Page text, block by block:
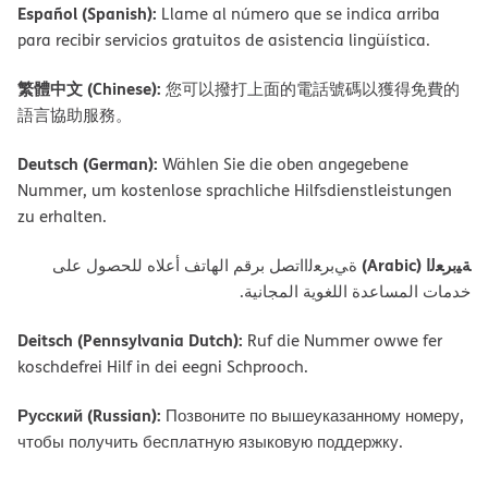
Español (Spanish): Llame al número que se indica arriba
para recibir servicios gratuitos de asistencia lingüística.
繁體中文 (Chinese): 您可以撥打上面的電話號碼以獲得免費的
語言協助服務。
Deutsch (German): Wählen Sie die oben angegebene
Nummer, um kostenlose sprachliche Hilfsdienstleistungen
zu erhalten.
ﺔﯿﺑﺮﻌﻟا (Arabic)
ةﻲﺑﺮﻌﻟااﺗﺼﻞ ﺑﺮﻗﻢ اﻟﮭﺎﺗﻒ أﻋﻼه ﻟﻠﺤﺼﻮل ﻋﻠﻰ
ﺧﺪﻣﺎت اﻟﻤﺴﺎﻋﺪة اﻟﻠﻐﻮﯾﺔ اﻟﻤﺠﺎﻧﯿﺔ.
Deitsch (Pennsylvania Dutch): Ruf die Nummer owwe fer
koschdefrei Hilf in dei eegni Schprooch.
Русский (Russian): Позвоните по вышеуказанному номеру,
чтобы получить бесплатную языковую поддержку.